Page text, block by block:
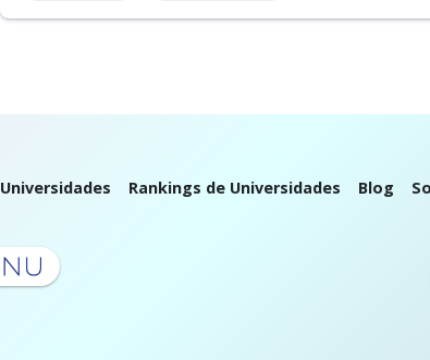
Universidades Rankings de Universidades Blog